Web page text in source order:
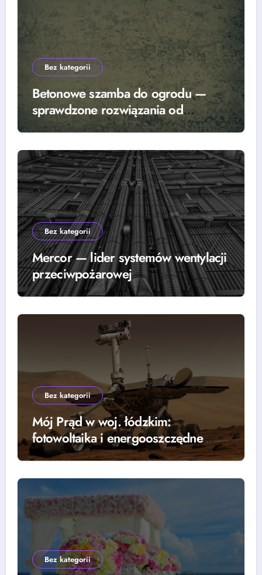
Bez kategorii
Betonowe szamba do ogrodu —
sprawdzone rozwiązania od
renomowanego producenta
Bez kategorii
Mercor — lider systemów wentylacji
przeciwpożarowej
Bez kategorii
Mój Prąd w woj. łódzkim:
fotowoltaika i energooszczędne
rozwiązania — grzejniki, pompy
Bez kategorii